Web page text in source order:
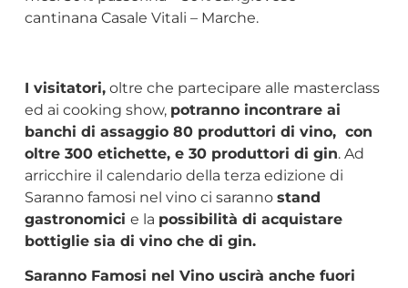
cantinana Casale Vitali – Marche.
I visitatori,oltre che partecipare alle masterclass
ed ai cooking show, potranno incontrare ai
banchi di assaggio 80 produttori di vino, con
oltre 300 etichette, e 30 produttori di gin. Ad
arricchire il calendario della terza edizione di
Saranno famosi nel vino ci saranno stand
gastronomici e la possibilità di acquistare
bottiglie sia di vino che di gin.
Saranno Famosi nel Vino uscirà anche fuori